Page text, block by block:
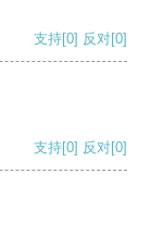
支持[0] 反对[0]
支持[0] 反对[0]